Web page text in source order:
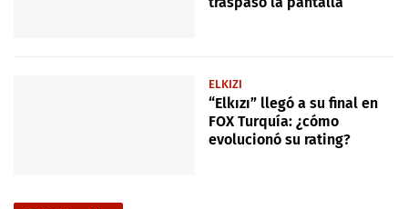
ELKIZI
“Elkızı” llegó a su final en
FOX Turquía: ¿cómo
evolucionó su rating?